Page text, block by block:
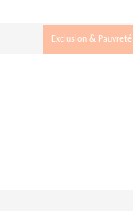
Exclusion & Pauvreté